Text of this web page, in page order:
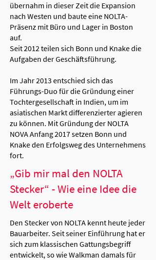
übernahm in dieser Zeit die Expansion
nach Westen und baute eine NOLTA-
Präsenz mit Büro und Lager in Boston
auf.
Seit 2012 teilen sich Bonn und Knake die
Aufgaben der Geschäftsführung.
Im Jahr 2013 entschied sich das
Führungs-Duo für die Gründung einer
Tochtergesellschaft in Indien, um im
asiatischen Markt differenzierter agieren
zu können. Mit Gründung der NOLTA
NOVA Anfang 2017 setzen Bonn und
Knake den Erfolgsweg des Unternehmens
fort.
„Gib mir mal den NOLTA
Stecker“ - Wie eine Idee die
Welt eroberte
Den Stecker von NOLTA kennt heute jeder
Bauarbeiter. Seit seiner Einführung hat er
sich zum klassischen Gattungsbegriff
entwickelt, so wie Walkman damals für